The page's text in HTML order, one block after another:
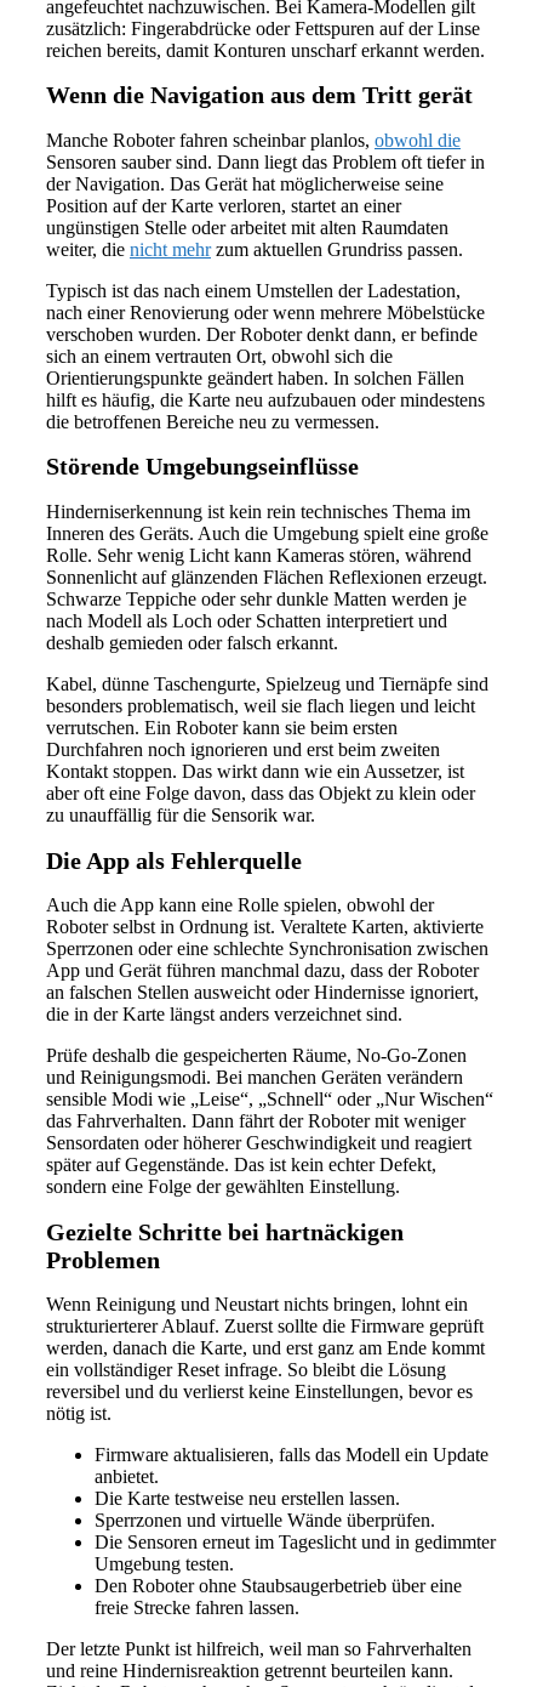
angefeuchtet nachzuwischen. Bei Kamera-Modellen gilt
zusätzlich: Fingerabdrücke oder Fettspuren auf der Linse
reichen bereits, damit Konturen unscharf erkannt werden.
Wenn die Navigation aus dem Tritt gerät
Manche Roboter fahren scheinbar planlos, obwohl die
Sensoren sauber sind. Dann liegt das Problem oft tiefer in
der Navigation. Das Gerät hat möglicherweise seine
Position auf der Karte verloren, startet an einer
ungünstigen Stelle oder arbeitet mit alten Raumdaten
weiter, die nicht mehrzum aktuellen Grundriss passen.
Typisch ist das nach einem Umstellen der Ladestation,
nach einer Renovierung oder wenn mehrere Möbelstücke
verschoben wurden. Der Roboter denkt dann, er befinde
sich an einem vertrauten Ort, obwohl sich die
Orientierungspunkte geändert haben. In solchen Fällen
hilft es häufig, die Karte neu aufzubauen oder mindestens
die betroffenen Bereiche neu zu vermessen.
Störende Umgebungseinflüsse
Hinderniserkennung ist kein rein technisches Thema im
Inneren des Geräts. Auch die Umgebung spielt eine große
Rolle. Sehr wenig Licht kann Kameras stören, während
Sonnenlicht auf glänzenden Flächen Reflexionen erzeugt.
Schwarze Teppiche oder sehr dunkle Matten werden je
nach Modell als Loch oder Schatten interpretiert und
deshalb gemieden oder falsch erkannt.
Kabel, dünne Taschengurte, Spielzeug und Tiernäpfe sind
besonders problematisch, weil sie flach liegen und leicht
verrutschen. Ein Roboter kann sie beim ersten
Durchfahren noch ignorieren und erst beim zweiten
Kontakt stoppen. Das wirkt dann wie ein Aussetzer, ist
aber oft eine Folge davon, dass das Objekt zu klein oder
zu unauffällig für die Sensorik war.
Die App als Fehlerquelle
Auch die App kann eine Rolle spielen, obwohl der
Roboter selbst in Ordnung ist. Veraltete Karten, aktivierte
Sperrzonen oder eine schlechte Synchronisation zwischen
App und Gerät führen manchmal dazu, dass der Roboter
an falschen Stellen ausweicht oder Hindernisse ignoriert,
die in der Karte längst anders verzeichnet sind.
Prüfe deshalb die gespeicherten Räume, No-Go-Zonen
und Reinigungsmodi. Bei manchen Geräten verändern
sensible Modi wie „Leise“, „Schnell“ oder „Nur Wischen“
das Fahrverhalten. Dann fährt der Roboter mit weniger
Sensordaten oder höherer Geschwindigkeit und reagiert
später auf Gegenstände. Das ist kein echter Defekt,
sondern eine Folge der gewählten Einstellung.
Gezielte Schritte bei hartnäckigen
Problemen
Wenn Reinigung und Neustart nichts bringen, lohnt ein
strukturierterer Ablauf. Zuerst sollte die Firmware geprüft
werden, danach die Karte, und erst ganz am Ende kommt
ein vollständiger Reset infrage. So bleibt die Lösung
reversibel und du verlierst keine Einstellungen, bevor es
nötig ist.
Firmware aktualisieren, falls das Modell ein Update
anbietet.
Die Karte testweise neu erstellen lassen.
Sperrzonen und virtuelle Wände überprüfen.
Die Sensoren erneut im Tageslicht und in gedimmter
Umgebung testen.
Den Roboter ohne Staubsaugerbetrieb über eine
freie Strecke fahren lassen.
Der letzte Punkt ist hilfreich, weil man so Fahrverhalten
und reine Hindernisreaktion getrennt beurteilen kann.